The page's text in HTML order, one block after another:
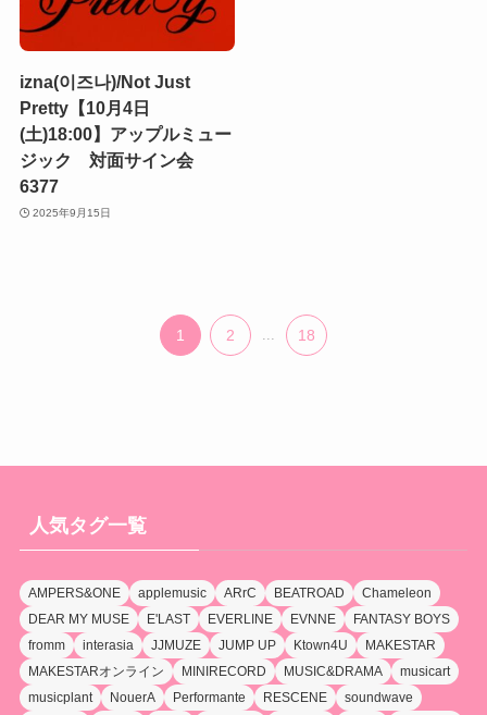
izna(이즈나)/Not Just
Pretty【10月4日
(土)18:00】アップルミュー
ジック 対面サイン会
6377
2025年9月15日
1 2 ... 18
人気タグ一覧
AMPERS&ONE applemusic ARrC BEATROAD
Chameleon
DEAR MY MUSE
E'LAST EVERLINE EVNNE
FANTASY BOYS
fromm
interasia JJMUZE JUMP UP Ktown4U
MAKESTAR
MAKESTARオンライン
MINIRECORD MUSIC&DRAMA
musicart
musicplant
NouerA Performante RESCENE
soundwave